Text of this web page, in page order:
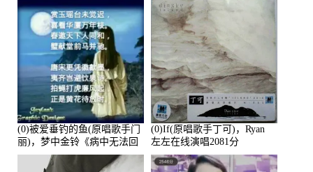
(0)被爱垂钓的鱼(原唱歌手门
丽)，梦中金铃《病中无法回
复大家》在线演唱3586分
(0)If(原唱歌手丁可)，Ryan
左左在线演唱2081分